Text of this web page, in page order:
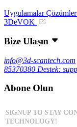
UygulamalarÇözümler
3DeVOK
Bize Ulaşın
info@3d-scantech.com
85370380 Destek:
Abone Olun